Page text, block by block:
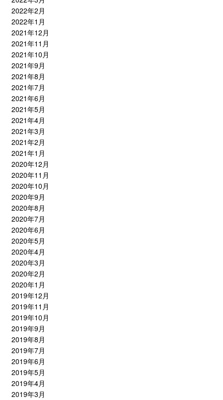
2022年2月
2022年1月
2021年12月
2021年11月
2021年10月
2021年9月
2021年8月
2021年7月
2021年6月
2021年5月
2021年4月
2021年3月
2021年2月
2021年1月
2020年12月
2020年11月
2020年10月
2020年9月
2020年8月
2020年7月
2020年6月
2020年5月
2020年4月
2020年3月
2020年2月
2020年1月
2019年12月
2019年11月
2019年10月
2019年9月
2019年8月
2019年7月
2019年6月
2019年5月
2019年4月
2019年3月